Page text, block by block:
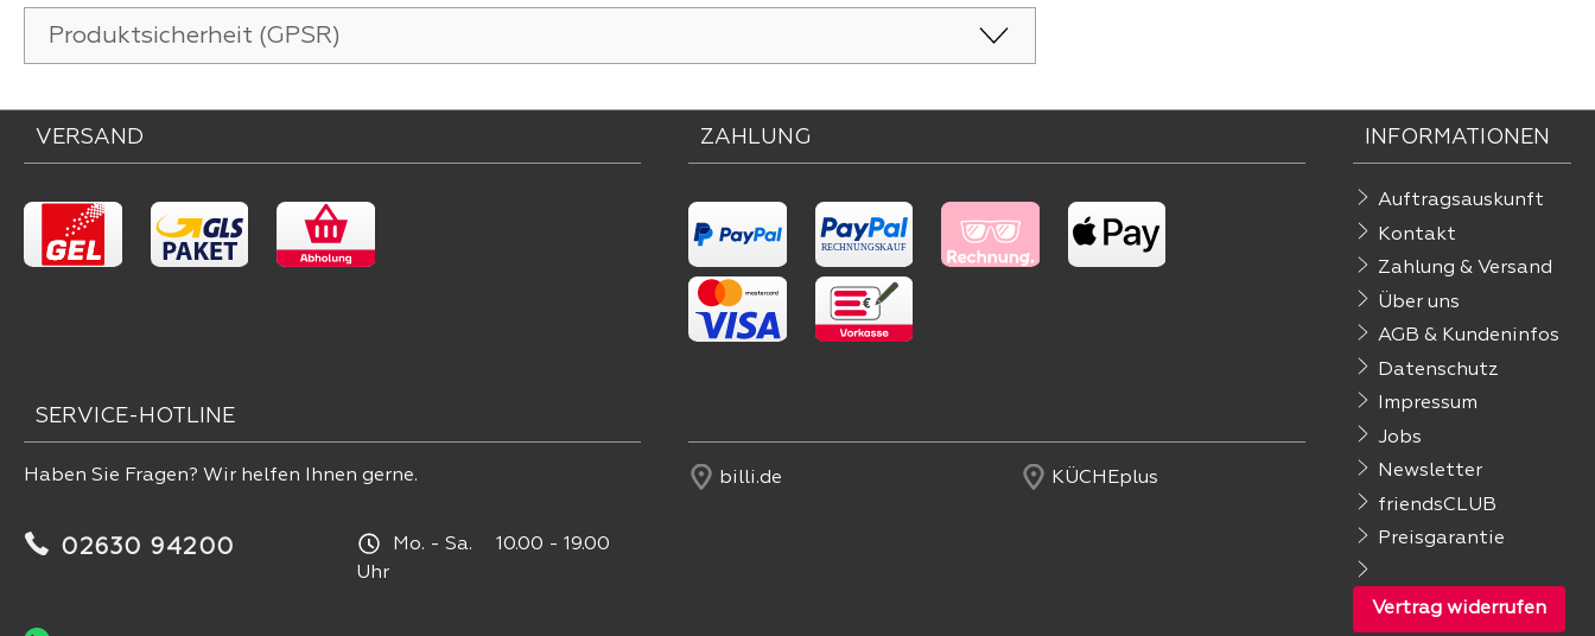
Produktsicherheit (GPSR)
VERSAND ZAHLUNG
SERVICE-HOTLINE
Haben Sie Fragen? Wir helfen Ihnen gerne.
02630 94200
Mo. - Sa. 10.00 - 19.00
Uhr
billi.de KÜCHEplus
INFORMATIONEN
Auftragsauskunft
Kontakt
Zahlung & Versand
Über uns
AGB & Kundeninfos
Datenschutz
Impressum
Jobs
Newsletter
friendsCLUB
Preisgarantie